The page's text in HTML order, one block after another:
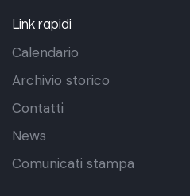
Link rapidi
Calendario
Archivio storico
Contatti
News
Comunicati stampa